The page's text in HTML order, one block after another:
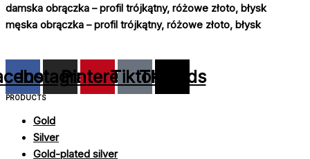
damska obrączka – profil trójkątny, różowe złoto, błysk
męska obrączka – profil trójkątny, różowe złoto, błysk
Instagram
Pinterest
TiktokThreads
PRODUCTS
Gold
Silver
Gold-plated silver